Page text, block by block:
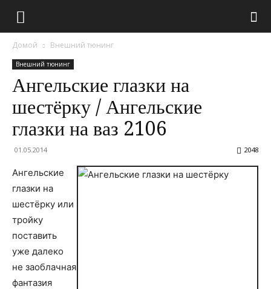
Домой Внешний тюнинг
Внешний тюнинг
Ангельские глазки на
шестёрку / Ангельские
глазки на ваз 2106
01.05.2014 2048
Ангельские
глазки на
шестёрку или
тройку
поставить
уже далеко
не заоблачная
фантазия